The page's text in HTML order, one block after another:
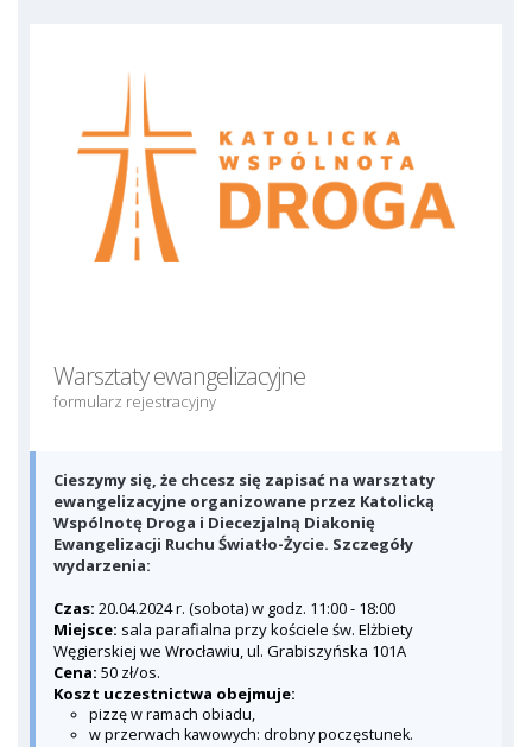
Warsztaty ewangelizacyjne
formularz rejestracyjny
Cieszymy się, że chcesz się zapisać na warsztaty
ewangelizacyjne organizowane przez Katolicką
Wspólnotę Droga i Diecezjalną Diakonię
Ewangelizacji Ruchu Światło-Życie. Szczegóły
wydarzenia:
Czas: 20.04.2024 r. (sobota) w godz. 11:00 - 18:00
Miejsce: sala parafialna przy kościele św. Elżbiety
Węgierskiej we Wrocławiu, ul. Grabiszyńska 101A
Cena: 50 zł/os.
Koszt uczestnictwa obejmuje:
pizzę w ramach obiadu,
w przerwach kawowych: drobny poczęstunek.